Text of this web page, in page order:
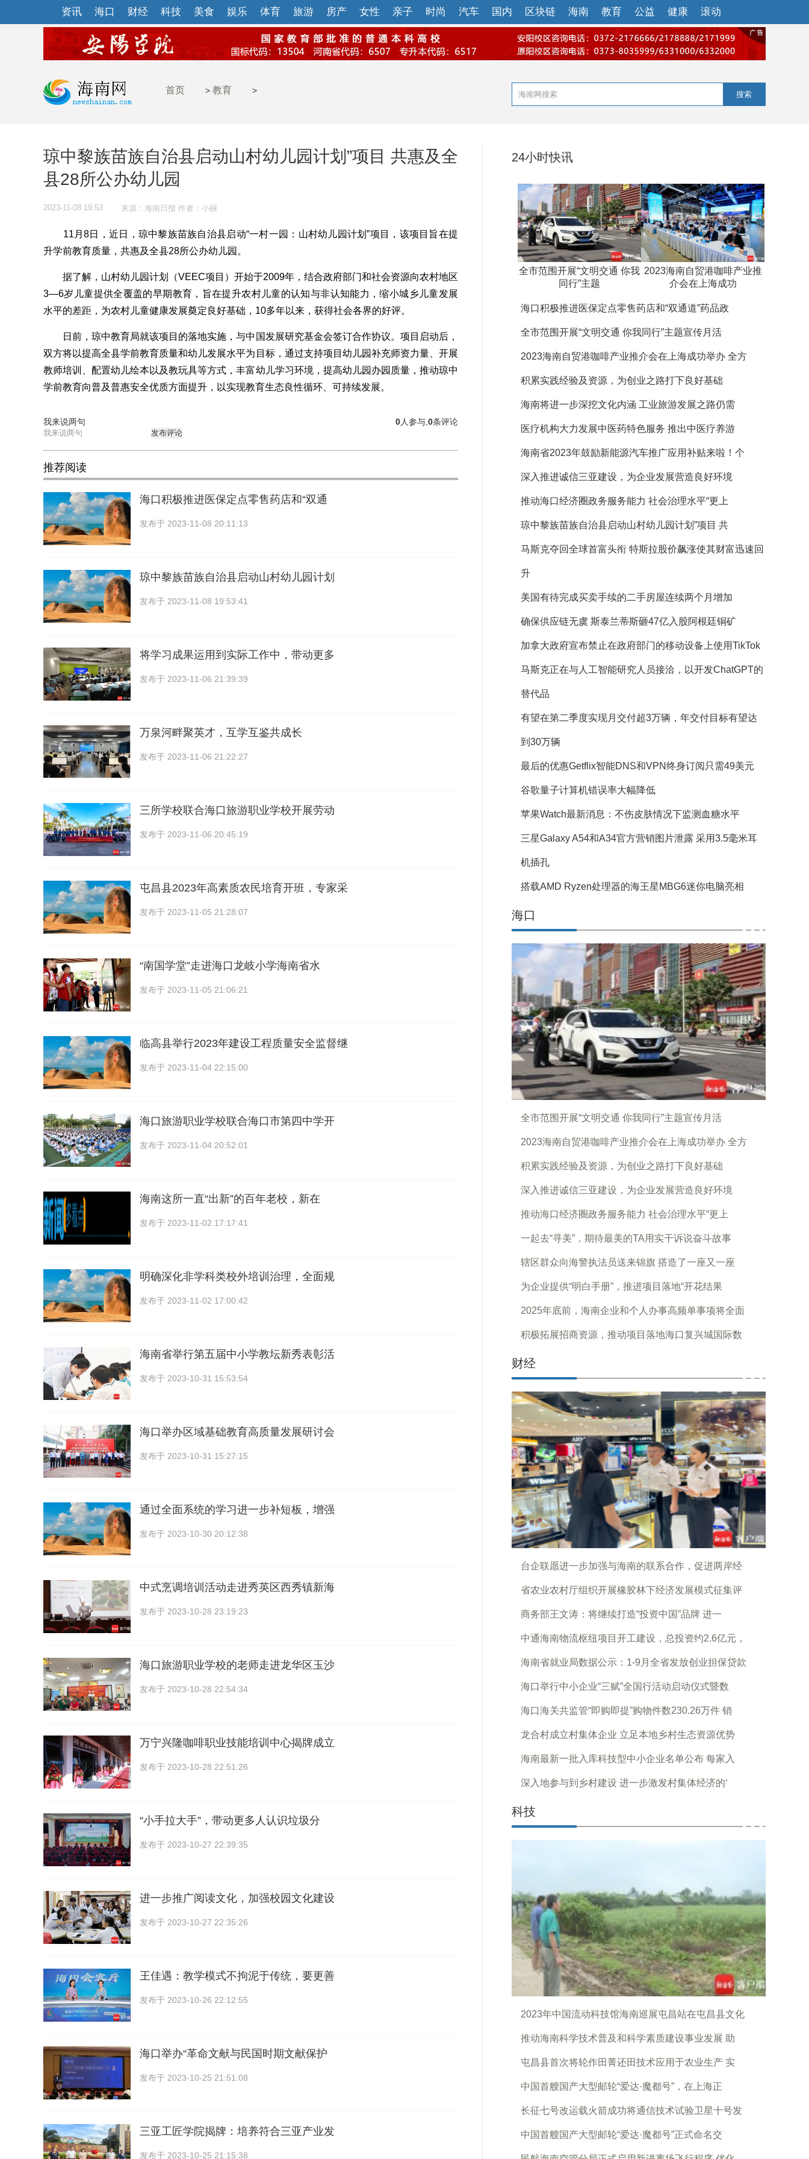
资讯 海口 财经 科技 美食 娱乐 体育 旅游 房产 女性 亲子 时尚 汽车 国内 区块链 海南 教育 公益 健康 滚动
首页 > 教育 > 搜索
琼中黎族苗族自治县启动山村幼儿园计划”项目 共惠及全
县28所公办幼儿园
2023-11-08 19:53 来源：海南日报 作者：小丽
11月8日，近日，琼中黎族苗族自治县启动“一村一园：山村幼儿园计划”项目，该项目旨在提
升学前教育质量，共惠及全县28所公办幼儿园。
据了解，山村幼儿园计划（VEEC项目）开始于2009年，结合政府部门和社会资源向农村地区
3—6岁儿童提供全覆盖的早期教育，旨在提升农村儿童的认知与非认知能力，缩小城乡儿童发展
水平的差距，为农村儿童健康发展奠定良好基础，10多年以来，获得社会各界的好评。
日前，琼中教育局就该项目的落地实施，与中国发展研究基金会签订合作协议。项目启动后，
双方将以提高全县学前教育质量和幼儿发展水平为目标，通过支持项目幼儿园补充师资力量、开展
教师培训、配置幼儿绘本以及教玩具等方式，丰富幼儿学习环境，提高幼儿园办园质量，推动琼中
学前教育向普及普惠安全优质方面提升，以实现教育生态良性循环、可持续发展。
我来说两句 0条评论
0人参与,
发布评论
推荐阅读
海口积极推进医保定点零售药店和“双通
发布于 2023-11-08 20:11:13
琼中黎族苗族自治县启动山村幼儿园计划
发布于 2023-11-08 19:53:41
将学习成果运用到实际工作中，带动更多
发布于 2023-11-06 21:39:39
万泉河畔聚英才，互学互鉴共成长
发布于 2023-11-06 21:22:27
三所学校联合海口旅游职业学校开展劳动
发布于 2023-11-06 20:45:19
屯昌县2023年高素质农民培育开班，专家采
发布于 2023-11-05 21:28:07
“南国学堂”走进海口龙岐小学海南省水
发布于 2023-11-05 21:06:21
临高县举行2023年建设工程质量安全监督继
发布于 2023-11-04 22:15:00
海口旅游职业学校联合海口市第四中学开
发布于 2023-11-04 20:52:01
海南这所一直“出新”的百年老校，新在
发布于 2023-11-02 17:17:41
明确深化非学科类校外培训治理，全面规
发布于 2023-11-02 17:00:42
海南省举行第五届中小学教坛新秀表彰活
发布于 2023-10-31 15:53:54
海口举办区域基础教育高质量发展研讨会
发布于 2023-10-31 15:27:15
通过全面系统的学习进一步补短板，增强
发布于 2023-10-30 20:12:38
中式烹调培训活动走进秀英区西秀镇新海
发布于 2023-10-28 23:19:23
海口旅游职业学校的老师走进龙华区玉沙
发布于 2023-10-28 22:54:34
万宁兴隆咖啡职业技能培训中心揭牌成立
发布于 2023-10-28 22:51:26
“小手拉大手”，带动更多人认识垃圾分
发布于 2023-10-27 22:39:35
进一步推广阅读文化，加强校园文化建设
发布于 2023-10-27 22:35:26
王佳遇：教学模式不拘泥于传统，要更善
发布于 2023-10-26 22:12:55
海口举办“革命文献与民国时期文献保护
发布于 2023-10-25 21:51:08
三亚工匠学院揭牌：培养符合三亚产业发
发布于 2023-10-25 21:15:38
24小时快讯
全市范围开展“文明交通 你我
同行”主题
2023海南自贸港咖啡产业推
介会在上海成功
海口积极推进医保定点零售药店和“双通道”药品政
全市范围开展“文明交通 你我同行”主题宣传月活
2023海南自贸港咖啡产业推介会在上海成功举办 全方
积累实践经验及资源，为创业之路打下良好基础
海南将进一步深挖文化内涵 工业旅游发展之路仍需
医疗机构大力发展中医药特色服务 推出中医疗养游
海南省2023年鼓励新能源汽车推广应用补贴来啦！个
深入推进诚信三亚建设，为企业发展营造良好环境
推动海口经济圈政务服务能力 社会治理水平“更上
琼中黎族苗族自治县启动山村幼儿园计划”项目 共
马斯克夺回全球首富头衔 特斯拉股价飙涨使其财富迅速回
升
美国有待完成买卖手续的二手房屋连续两个月增加
确保供应链无虞 斯泰兰蒂斯砸47亿入股阿根廷铜矿
加拿大政府宣布禁止在政府部门的移动设备上使用TikTok
马斯克正在与人工智能研究人员接洽，以开发ChatGPT的
替代品
有望在第二季度实现月交付超3万辆，年交付目标有望达
到30万辆
最后的优惠Getflix智能DNS和VPN终身订阅只需49美元
谷歌量子计算机错误率大幅降低
苹果Watch最新消息：不伤皮肤情况下监测血糖水平
三星Galaxy A54和A34官方营销图片泄露 采用3.5毫米耳
机插孔
搭载AMD Ryzen处理器的海王星MBG6迷你电脑亮相
海口
全市范围开展“文明交通 你我同行”主题宣传月活
2023海南自贸港咖啡产业推介会在上海成功举办 全方
积累实践经验及资源，为创业之路打下良好基础
深入推进诚信三亚建设，为企业发展营造良好环境
推动海口经济圈政务服务能力 社会治理水平“更上
一起去“寻美”，期待最美的TA用实干诉说奋斗故事
辖区群众向海警执法员送来锦旗 搭造了一座又一座
为企业提供“明白手册”，推进项目落地“开花结果
2025年底前，海南企业和个人办事高频单事项将全面
积极拓展招商资源，推动项目落地海口复兴城国际数
财经
台企联愿进一步加强与海南的联系合作，促进两岸经
省农业农村厅组织开展橡胶林下经济发展模式征集评
商务部王文涛：将继续打造“投资中国”品牌 进一
中通海南物流枢纽项目开工建设，总投资约2.6亿元，
海南省就业局数据公示：1-9月全省发放创业担保贷款
海口举行中小企业“三赋”全国行活动启动仪式暨数
海口海关共监管“即购即提”购物件数230.26万件 销
龙合村成立村集体企业 立足本地乡村生态资源优势
海南最新一批入库科技型中小企业名单公布 每家入
深入地参与到乡村建设 进一步激发村集体经济的‘
科技
2023年中国流动科技馆海南巡展屯昌站在屯昌县文化
推动海南科学技术普及和科学素质建设事业发展 助
屯昌县首次将轮作田菁还田技术应用于农业生产 实
中国首艘国产大型邮轮“爱达·魔都号”，在上海正
长征七号改运载火箭成功将通信技术试验卫星十号发
中国首艘国产大型邮轮“爱达·魔都号”正式命名交